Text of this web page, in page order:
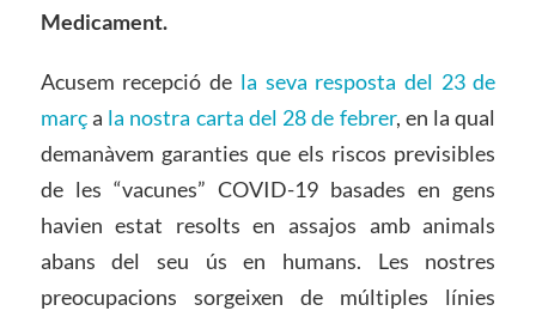
Medicament.
Acusem recepció de la seva resposta del 23 de
marça la nostra carta del 28 de febrer, en la qual
demanàvem garanties que els riscos previsibles
de les “vacunes” COVID-19 basades en gens
havien estat resolts en assajos amb animals
abans del seu ús en humans. Les nostres
preocupacions sorgeixen de múltiples línies